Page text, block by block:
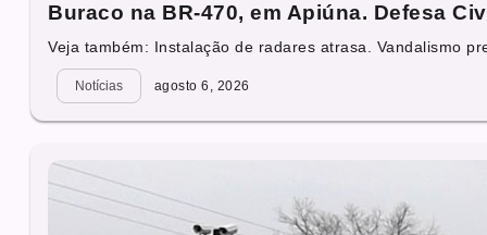
Buraco na BR-470, em Apiúna. Defesa
Veja também: Instalação de radares atrasa. Vandalismo
Notícias agosto 6, 2026